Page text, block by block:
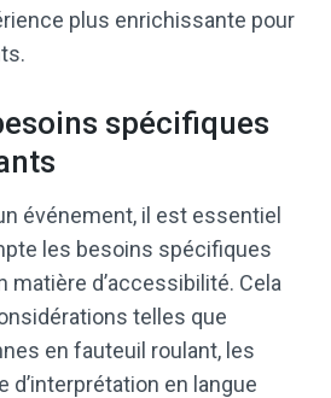
plus enrichissante pour
spécifiques
événement, il est essentiel
les besoins spécifiques
matière d’accessibilité. Cela
telles que
en fauteuil roulant, les
d’interprétation en langue